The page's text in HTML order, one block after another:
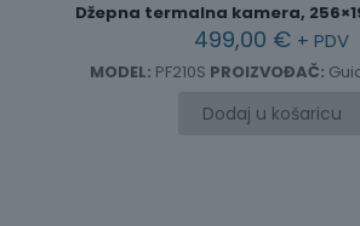
Džepna termalna kamera,
499,00 € + PDV
MODEL: PF210S PROIZVOĐAČ:
Dodaj u košaricu